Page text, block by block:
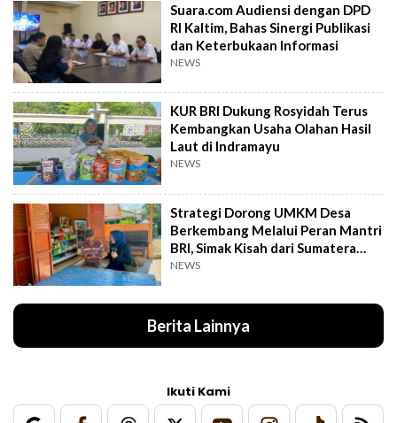
Suara.com Audiensi dengan DPD
RI Kaltim, Bahas Sinergi Publikasi
dan Keterbukaan Informasi
NEWS
KUR BRI Dukung Rosyidah Terus
Kembangkan Usaha Olahan Hasil
Laut di Indramayu
NEWS
Strategi Dorong UMKM Desa
Berkembang Melalui Peran Mantri
BRI, Simak Kisah dari Sumatera
Utara Ini
NEWS
Berita Lainnya
Ikuti Kami